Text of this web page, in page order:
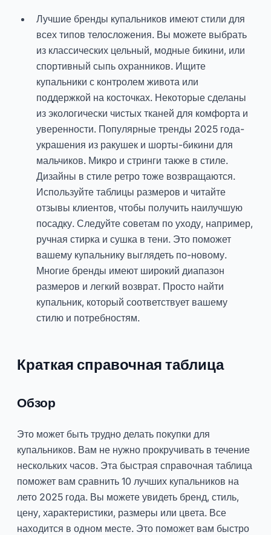
Лучшие бренды купальников имеют стили для
всех типов телосложения. Вы можете выбрать
из классических цельный, модные бикини, или
спортивный сыпь охранников. Ищите
купальники с контролем живота или
поддержкой на косточках. Некоторые сделаны
из экологически чистых тканей для комфорта и
уверенности. Популярные тренды 2025 года-
украшения из ракушек и шорты-бикини для
мальчиков. Микро и стринги также в стиле.
Дизайны в стиле ретро тоже возвращаются.
Используйте таблицы размеров и читайте
отзывы клиентов, чтобы получить наилучшую
посадку. Следуйте советам по уходу, например,
ручная стирка и сушка в тени. Это поможет
вашему купальнику выглядеть по-новому.
Многие бренды имеют широкий диапазон
размеров и легкий возврат. Просто найти
купальник, который соответствует вашему
стилю и потребностям.
Краткая справочная таблица
Обзор
Это может быть трудно делать покупки для
купальников. Вам не нужно прокручивать в течение
нескольких часов. Эта быстрая справочная таблица
поможет вам сравнить 10 лучших купальников на
лето 2025 года. Вы можете увидеть бренд, стиль,
цену, характеристики, размеры или цвета. Все
находится в одном месте. Это поможет вам быстро